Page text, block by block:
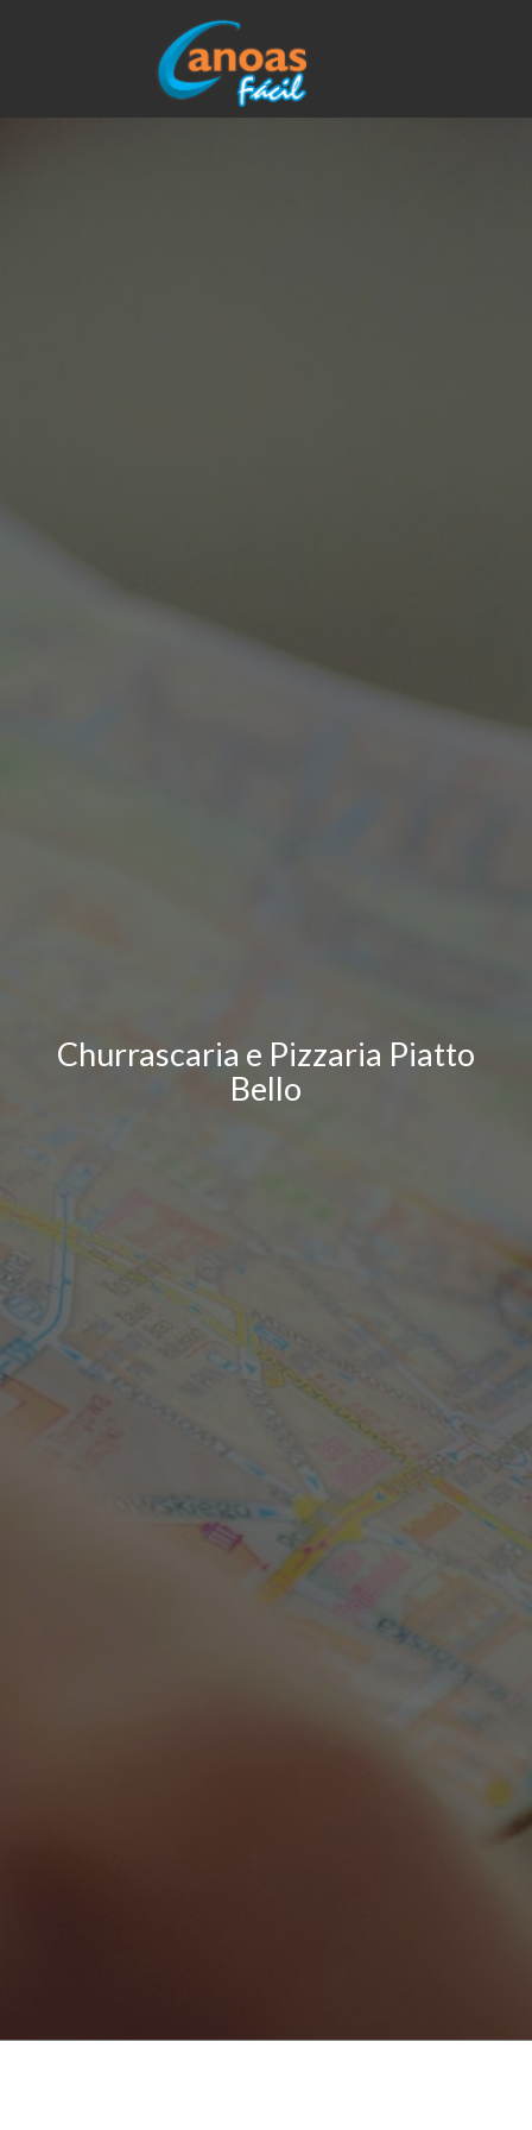
Churrascaria e Pizzaria Piatto
Bello